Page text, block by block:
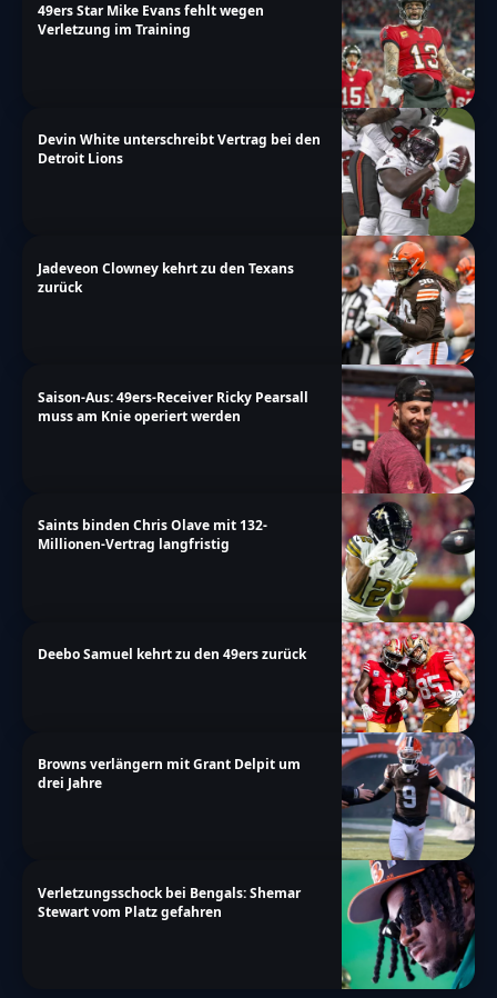
49ers Star Mike Evans fehlt wegen
Verletzung im Training
Devin White unterschreibt Vertrag bei den
Detroit Lions
Jadeveon Clowney kehrt zu den Texans
zurück
Saison-Aus: 49ers-Receiver Ricky Pearsall
muss am Knie operiert werden
Saints binden Chris Olave mit 132-
Millionen-Vertrag langfristig
Deebo Samuel kehrt zu den 49ers zurück
Browns verlängern mit Grant Delpit um
drei Jahre
Verletzungsschock bei Bengals: Shemar
Stewart vom Platz gefahren